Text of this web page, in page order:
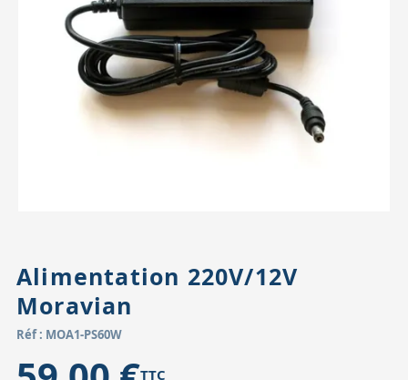
Accessoires pour montures
Têtes
Pièces détachées
Alimentation 220V/12V
Moravian
Réf : MOA1-PS60W
TTC